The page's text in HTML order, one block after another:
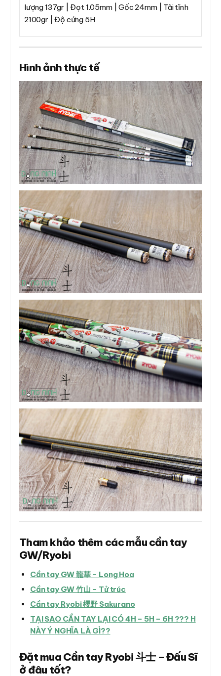
lượng 137gr | Đọt 1.05mm | Gốc 24mm | Tãi tĩnh
2100gr | Độ cứng 5H
Hình ảnh thực tế
Tham khảo thêm các mẫu cần tay
GW/Ryobi
Cần tay GW 龍華 – Long Hoa
Cần tay GW 竹山 – Tử trúc
Cần tay Ryobi 櫻野 Sakurano
TẠI SAO CẦN TAY LẠI CÓ 4H – 5H – 6H ??? H
NÀY Ý NGHĨA LÀ GÌ??
Đặt mua Cần tay Ryobi 斗士 – Đấu Sĩ
ở đâu tốt?